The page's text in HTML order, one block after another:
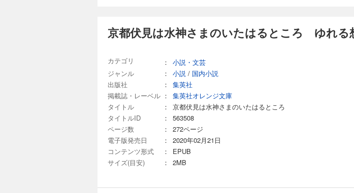
京都伏見は水神さまのいたはるところ ゆれる
カテゴリ ：
小説・文芸
ジャンル
： 小説 / 国内小説
出版社
：
集英社
掲載誌・レーベル ：
集英社オレンジ文庫
タイトル
：
京都伏見は水神さまのいたはるところ
タイトルID
：
563508
ページ数
：
272ページ
電子版発売日
：
2020年02月21日
コンテンツ形式
：
EPUB
サイズ(目安)
： 2MB